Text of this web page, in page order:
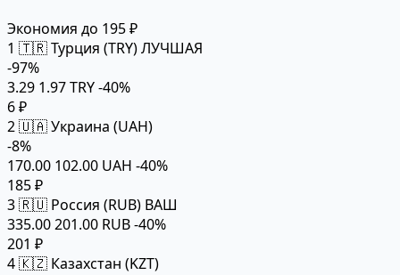
Экономия до 195 ₽
1 🇹🇷 Турция (TRY)ЛУЧШАЯ
-97%
3.29 1.97 TRY-40%
6 ₽
2🇺🇦 Украина (UAH)
-8%
170.00 102.00 UAH -40%
185 ₽
3🇷🇺 Россия (RUB) ВАШ
335.00201.00 RUB-40%
201 ₽
4🇰🇿 Казахстан (KZT)